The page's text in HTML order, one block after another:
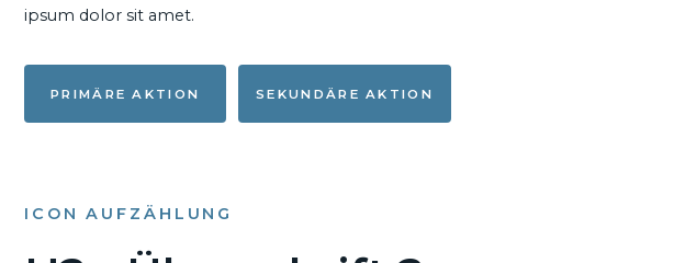
ipsum dolor sit amet.
PRIMÄRE AKTION SEKUNDÄRE AKTION
ICON AUFZÄHLUNG